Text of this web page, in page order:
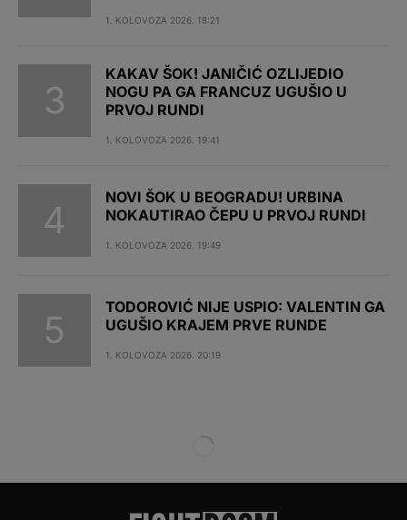
1. KOLOVOZA 2026. 18:21
KAKAV ŠOK! JANIČIĆ OZLIJEDIO
NOGU PA GA FRANCUZ UGUŠIO U
PRVOJ RUNDI
1. KOLOVOZA 2026. 19:41
NOVI ŠOK U BEOGRADU! URBINA
NOKAUTIRAO ČEPU U PRVOJ RUNDI
1. KOLOVOZA 2026. 19:49
TODOROVIĆ NIJE USPIO: VALENTIN GA
UGUŠIO KRAJEM PRVE RUNDE
1. KOLOVOZA 2026. 20:19